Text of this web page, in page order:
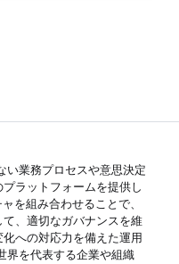
有
共有
有リンクをコピー
い業務プロセスや意思決定
ラットフォームを提供し
を組み合わせることで、
、適切なガバナンスを維
への対応力を備えた運用
界を代表する企業や組織